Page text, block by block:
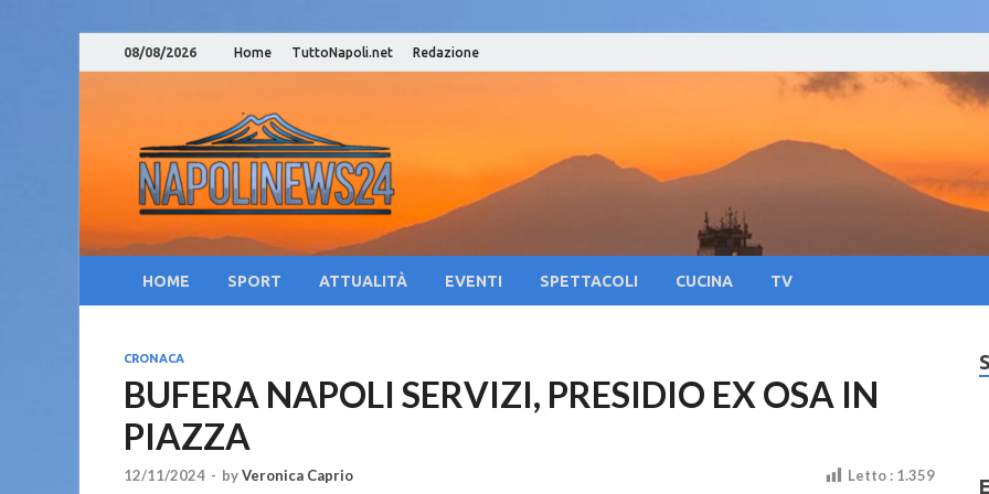
08/08/2026 Home TuttoNapoli.net Redazione
NapoliNews24 – Notizie su
Campania Eventi, Sapori
Cultura
HOME SPORT ATTUALITÀ EVENTI SPETTACOLI CUCINA TV
CRONACA
BUFERA NAPOLI SERVIZI, PRESIDIO EX OSA IN
PIAZZA
12/11/2024 - byVeronica Caprio Letto : 1.359